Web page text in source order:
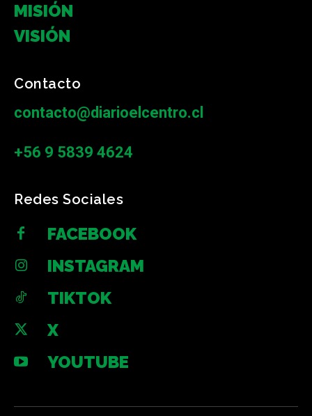
MISIÓN
VISIÓN
Contacto
contacto@diarioelcentro.cl
+56 9 5839 4624
Redes Sociales
FACEBOOK
INSTAGRAM
TIKTOK
X
YOUTUBE